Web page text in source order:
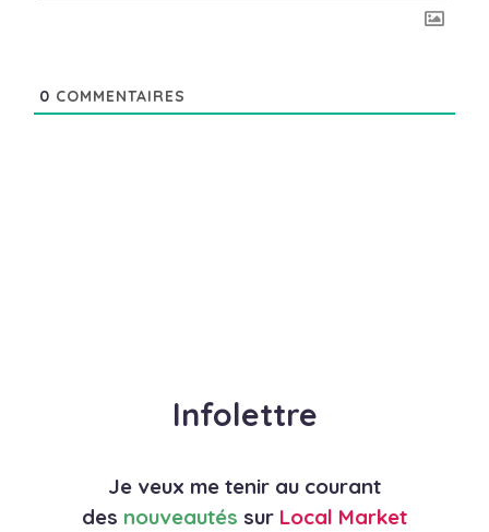
0 COMMENTAIRES
Infolettre
Je veux me tenir au courant
des nouveautés sur Local Market